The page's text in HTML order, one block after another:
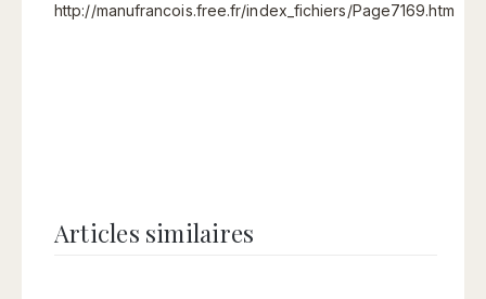
http://manufrancois.free.fr/index_fichiers/Page7169.htm
Articles similaires